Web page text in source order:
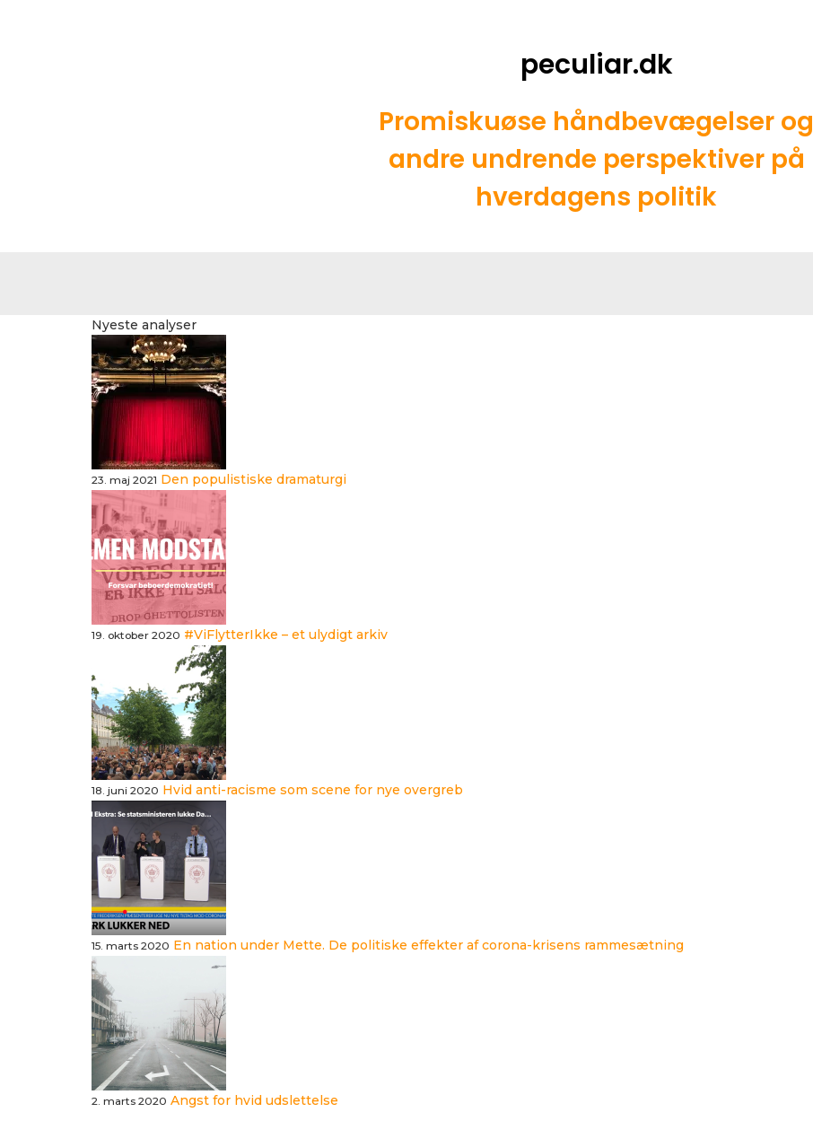
peculiar.dk
Promiskuøse håndbevægelser og
andre undrende perspektiver på
hverdagens politik
Nyeste analyser
23. maj 2021 Den populistiske dramaturgi
19. oktober 2020 #ViFlytterIkke – et ulydigt arkiv
18. juni 2020 Hvid anti-racisme som scene for nye overgreb
15. marts 2020 En nation under Mette. De politiske effekter af corona-krisens rammesætning
2. marts 2020 Angst for hvid udslettelse